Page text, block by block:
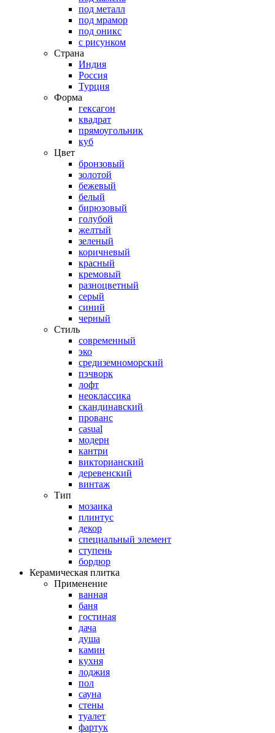
под металл
под мрамор
под оникс
с рисунком
Страна
Индия
Россия
Турция
Форма
гексагон
квадрат
прямоугольник
куб
Цвет
бронзовый
золотой
бежевый
белый
бирюзовый
голубой
желтый
зеленый
коричневый
красный
кремовый
разноцветный
серый
синий
черный
Стиль
современный
эко
средиземноморский
пэчворк
лофт
неоклассика
скандинавский
прованс
casual
модерн
кантри
викторианский
деревенский
винтаж
Тип
мозаика
плинтус
декор
специальный элемент
ступень
бордюр
Керамическая плитка
Применение
ванная
баня
гостиная
дача
душа
камин
кухня
лоджия
пол
сауна
стены
туалет
фартук